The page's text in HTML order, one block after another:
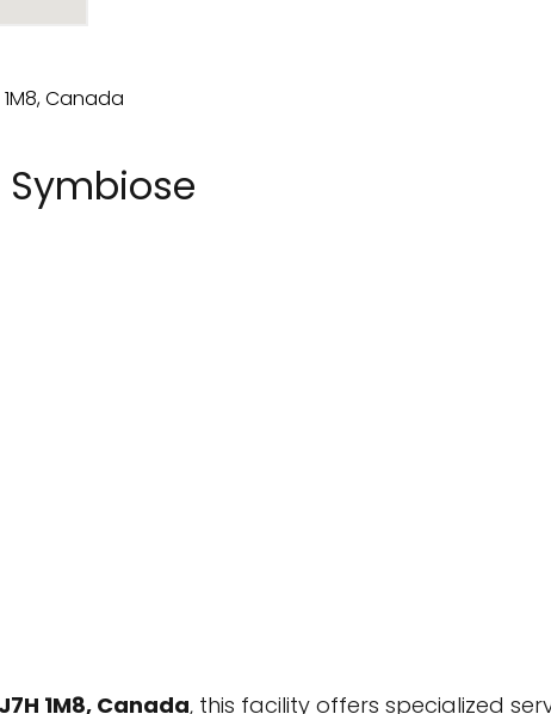
Symbiose
1M8, Canada, this facility offers specialized